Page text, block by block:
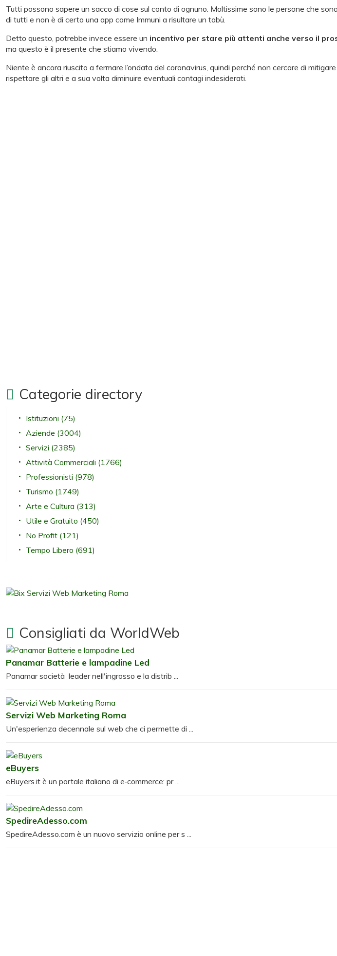
Tutti possono sapere un sacco di cose sul conto di ognuno. Moltissime sono le persone che
di tutti e non è di certo una app come Immuni a risultare un tabù.
Detto questo, potrebbe invece essere un incentivo per stare più attenti anche verso il
ma questo è il presente che stiamo vivendo.
Niente è ancora riuscito a fermare l’ondata del coronavirus, quindi perché non cercare di
rispettare gli altri e a sua volta diminuire eventuali contagi indesiderati.
Categorie directory
Istituzioni (75)
Aziende (3004)
Servizi (2385)
Attività Commerciali (1766)
Professionisti (978)
Turismo (1749)
Arte e Cultura (313)
Utile e Gratuito (450)
No Profit (121)
Tempo Libero (691)
Consigliati da WorldWeb
Panamar Batterie e lampadine Led
Panamar società leader nell'ingrosso e la distrib ...
Servizi Web Marketing Roma
Un'esperienza decennale sul web che ci permette di ...
eBuyers
eBuyers.it è un portale italiano di e‑commerce: pr ...
SpedireAdesso.com
SpedireAdesso.com è un nuovo servizio online per s ...